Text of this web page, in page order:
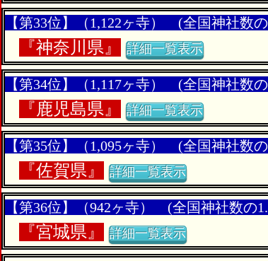
【第33位】（1,122ヶ寺） (全国神社数
『神奈川県』 詳細一覧表示
【第34位】（1,117ヶ寺） (全国神社数
『鹿児島県』 詳細一覧表示
【第35位】（1,095ヶ寺） (全国神社数
『佐賀県』 詳細一覧表示
【第36位】（942ヶ寺） (全国神社数の
『宮城県』 詳細一覧表示